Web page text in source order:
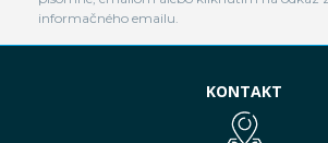
informačného emailu.
KONTAKT